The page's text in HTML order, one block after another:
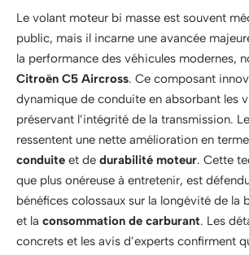
Le volant moteur bi masse est souvent
public, mais il incarne une avancée
la performance des véhicules modernes,
Citroën C5 Aircross. Ce composant
dynamique de conduite en absorbant les
préservant l’intégrité de la transmission.
ressentent une nette amélioration en
conduite et de durabilité moteur. Cette
que plus onéreuse à entretenir, est
bénéfices colossaux sur la longévité de la
et la consommation de carburant. Les
concrets et les avis d’experts confirment